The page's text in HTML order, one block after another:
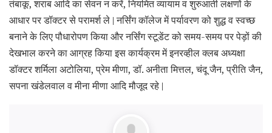
तंबाकू, शराब आदि का सेवन न करें, नियमित व्यायाम व शुरुआती लक्षणों के
आधार पर डॉक्टर से परामर्श ले | नर्सिंग कॉलेज में पर्यावरण को शुद्ध व स्वच्छ
बनाने के लिए पौधारोपण किया और नर्सिंग स्टूडेंट को समय-समय पर पेड़ों की
देखभाल करने का आग्रह किया इस कार्यक्रम में इनरव्हील क्लब अध्यक्षा
डॉक्टर शर्मिला अटोलिया, प्रेम मीणा, डॉ. अनीता मित्तल, चंदू जैन, प्रीति जैन,
सपना खंडेलवाल व मीना मीणा आदि मौजूद रहे |